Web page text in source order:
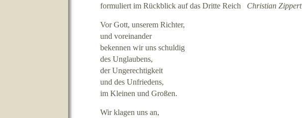
formuliert im Rückblick auf das Dritte Reich Christian Zippert
Vor Gott, unserem Richter,
und voreinander
bekennen wir uns schuldig
des Unglaubens,
der Ungerechtigkeit
und des Unfriedens,
im Kleinen und Großen.
Wir klagen uns an,